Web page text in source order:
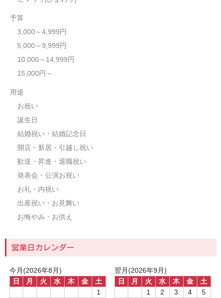
予算
3,000～4,999円
5,000～9,999円
10,000～14,999円
15,000円～
用途
お祝い
誕生日
結婚祝い・結婚記念日
開店・新居・引越し祝い
歓送・昇進・退職祝い
発表会・公演お祝い
お礼・内祝い
出産祝い・お見舞い
お悔やみ・お供え
営業日カレンダー
今月(2026年8月)
日
月 火 水 木 金
土
1
翌月(2026年9月)
日
月 火 水 木 金
土
1
2 3 4
5